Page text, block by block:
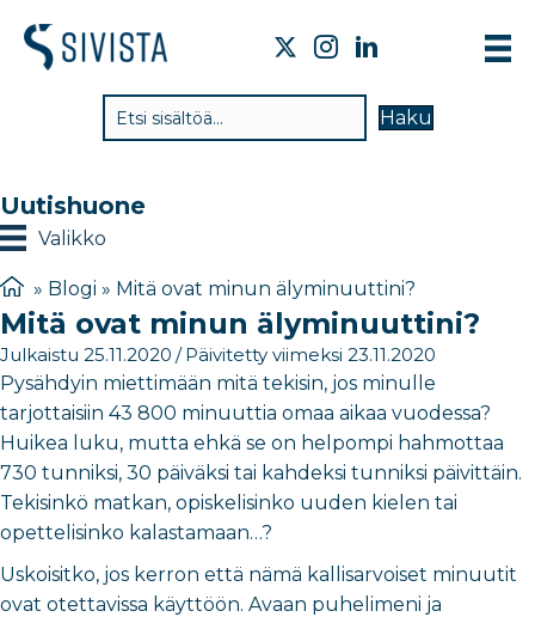
Haku
Uutishuone
Valikko
» Blogi » Mitä ovat minun älyminuuttini?
Mitä ovat minun älyminuuttini?
Julkaistu 25.11.2020 / Päivitetty viimeksi 23.11.2020
Pysähdyin miettimään mitä tekisin, jos minulle
tarjottaisiin 43 800 minuuttia omaa aikaa vuodessa?
Huikea luku, mutta ehkä se on helpompi hahmottaa
730 tunniksi, 30 päiväksi tai kahdeksi tunniksi päivittäin.
Tekisinkö matkan, opiskelisinko uuden kielen tai
opettelisinko kalastamaan…?
Uskoisitko, jos kerron että nämä kallisarvoiset minuutit
ovat otettavissa käyttöön. Avaan puhelimeni ja